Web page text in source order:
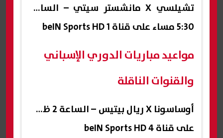
تشيلسي X مانشستر سيتي – الساعة
5:30 مساء على قناة beIN Sports HD 1
مواعيد مباريات الدوري الإسباني
والقنوات الناقلة
أوساسونا X ريال بيتيس – الساعة 2 ظهرا
على قناة beIN Sports HD 4